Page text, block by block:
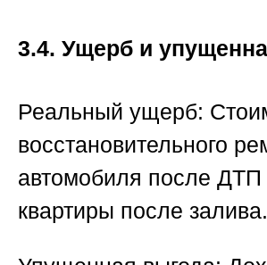
3.4. Ущерб и
Реальный ущерб:
восстановительного
автомобиля после ДТП
квартиры после залива.